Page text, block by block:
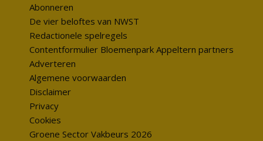
Abonneren
De vier beloftes van NWST
Redactionele spelregels
Contentformulier Bloemenpark Appeltern partners
Adverteren
Algemene voorwaarden
Disclaimer
Privacy
Cookies
Groene Sector Vakbeurs 2026